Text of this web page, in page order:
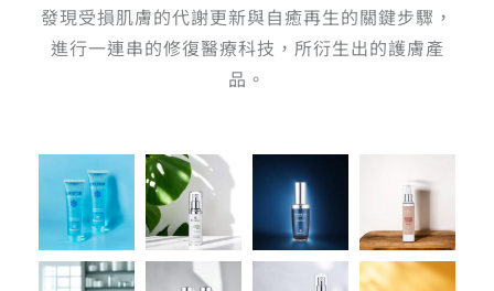
發現受損肌膚的代謝更新與自癒再生的關鍵步驟，
進行一連串的修復醫療科技，所衍生出的護膚產
品。